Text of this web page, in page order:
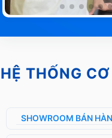
HỆ THỐNG
SHOWROOM BÁN